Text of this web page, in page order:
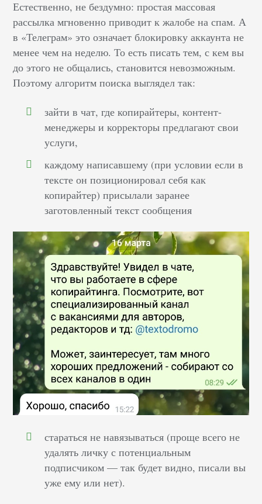
Естественно, не бездумно: простая массовая
рассылка мгновенно приводит к жалобе на спам. А
в «Телеграм» это означает блокировку аккаунта не
менее чем на неделю. То есть писать тем, с кем вы
до этого не общались, становится невозможным.
Поэтому алгоритм поиска выглядел так:
зайти в чат, где копирайтеры, контент-
менеджеры и корректоры предлагают свои
услуги,
каждому написавшему (при условии если в
тексте он позиционировал себя как
копирайтер) присылали заранее
заготовленный текст сообщения
стараться не навязываться (проще всего не
удалять личку с потенциальным
подписчиком — так будет видно, писали вы
уже ему или нет).